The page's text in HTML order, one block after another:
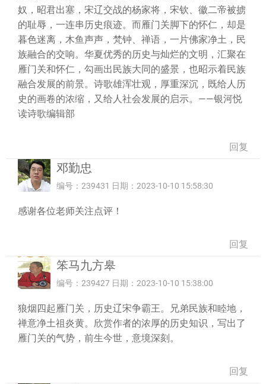
奴，昭君出塞，宋辽交战的杨家将，宋钦、徽二帝被掳
的耻辱，一连串历史痕迹。而雁门关脚下的怀仁，却是
暮色迷离，木鱼声声，梵钟、禅语，一片佛家净土，民
族融合的交响。华夏优秀的历史与灿烂的文明，汇聚在
雁门关和怀仁，勾画出民族大同的盛景，也昭示着民族
融合发展的前景。诗歌雄浑壮观，厚重深沉，既给人历
史的画卷的浓缩，又给人社会发展的启示。——银河悦
读诗歌编辑部
回复
邓勤忠
编号：239431 日期：2023-10-10 15:58:30
感谢各位老师关注点评！
回复
笨马九方皋
编号：239427 日期：2023-10-10 15:38:00
狼烟四起雁门关，历史辽宋争霸王。兄弟民族和睦地，
禅意净土祖炎黄。欣赏作者的浓厚的历史知识，写出了
雁门关的气势，前生今世，意境深刻。
回复